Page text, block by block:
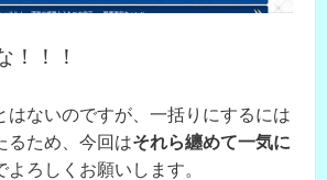
！！！
はないのですが、一括りにするには
るため、今回はそれら纏めて一気に
よろしくお願いします。